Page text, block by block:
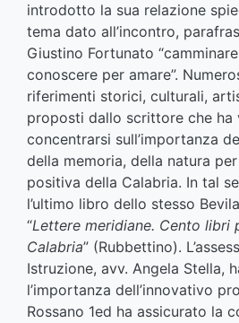
introdotto la sua relazione
tema dato all’incontro,
Giustino Fortunato
conoscere per amare”.
riferimenti storici, culturali,
proposti dallo scrittore che
concentrarsi sull’importanza
della memoria, della natura
positiva della Calabria. In tal
l’ultimo libro dello stesso
“Lettere meridiane. Cento libri
Calabria” (Rubbettino).
Istruzione, avv. Angela Stella,
l’importanza dell’innovativo
Rossano 1ed ha assicurato la